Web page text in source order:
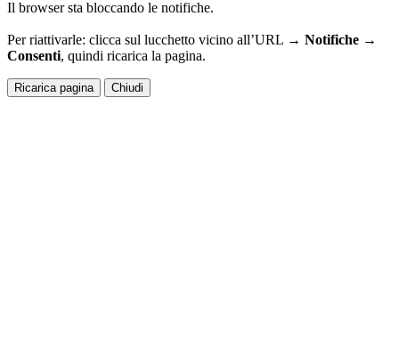
Il browser sta bloccando le notifiche.
Per riattivarle: clicca sul lucchetto vicino all’URL → Notifiche →
Consenti, quindi ricarica la pagina.
Ricarica pagina Chiudi